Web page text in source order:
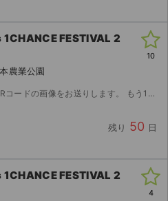
FESTIVAL 2
農業公園
だきます。 公演中止以外（出演者変更、本人確認等）の返金はいたしかねますのでご了承ください。 公演...
残り 50 日
10
FESTIVAL 2
4